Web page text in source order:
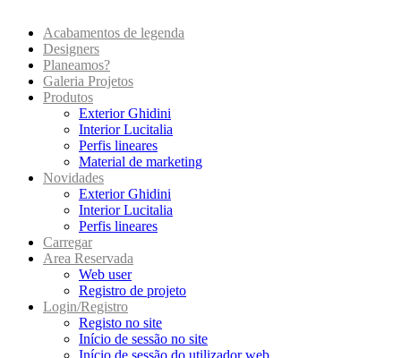
Acabamentos de legenda
Designers
Planeamos?
Galeria Projetos
Produtos
Exterior Ghidini
Interior Lucitalia
Perfis lineares
Material de marketing
Novidades
Exterior Ghidini
Interior Lucitalia
Perfis lineares
Carregar
Area Reservada
Web user
Registro de projeto
Login/Registro
Registo no site
Início de sessão no site
Início de sessão do utilizador web